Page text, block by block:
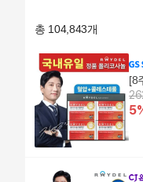
총 104,843개
[8
5